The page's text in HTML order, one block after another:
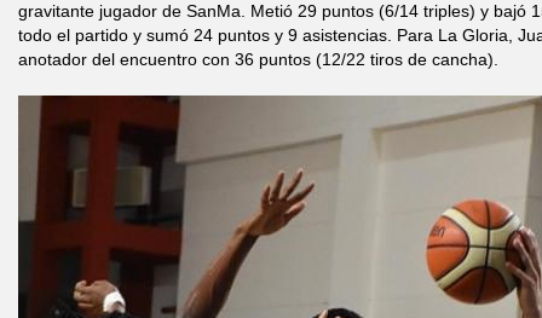
gravitante jugador de SanMa. Metió 29 puntos (6/14 triples) y bajó
todo el partido y sumó 24 puntos y 9 asistencias. Para La Gloria,
anotador del encuentro con 36 puntos (12/22 tiros de cancha).